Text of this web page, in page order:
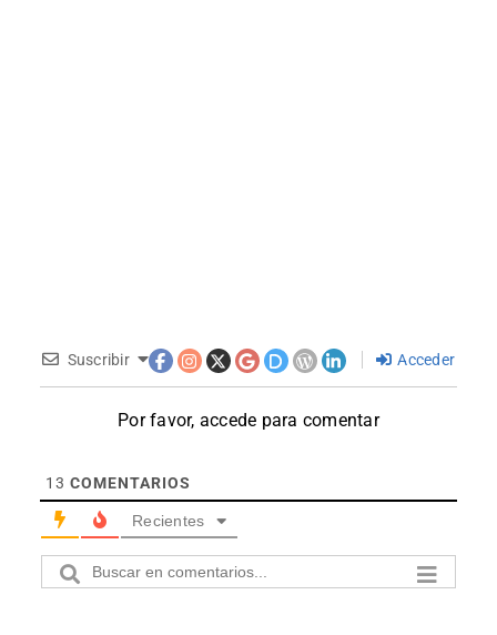
Suscribir Acceder
Por favor, accede para comentar
13 COMENTARIOS
Recientes